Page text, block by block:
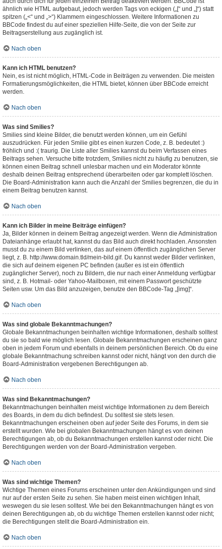
ähnlich wie HTML aufgebaut, jedoch werden Tags von eckigen („[“ und „]“) statt
spitzen („<“ und „>“) Klammern eingeschlossen. Weitere Informationen zu
BBCode findest du auf einer speziellen Hilfe-Seite, die von der Seite zur
Beitragserstellung aus zugänglich ist.
Nach oben
Kann ich HTML benutzen?
Nein, es ist nicht möglich, HTML-Code in Beiträgen zu verwenden. Die meisten
Formatierungsmöglichkeiten, die HTML bietet, können über BBCode erreicht
werden.
Nach oben
Was sind Smilies?
Smilies sind kleine Bilder, die benutzt werden können, um ein Gefühl
auszudrücken. Für jeden Smilie gibt es einen kurzen Code, z. B. bedeutet :)
fröhlich und :( traurig. Die Liste aller Smilies kannst du beim Verfassen eines
Beitrags sehen. Versuche bitte trotzdem, Smilies nicht zu häufig zu benutzen, sie
können einen Beitrag schnell unlesbar machen und ein Moderator könnte
deshalb deinen Beitrag entsprechend überarbeiten oder gar komplett löschen.
Die Board-Administration kann auch die Anzahl der Smilies begrenzen, die du in
einem Beitrag benutzen kannst.
Nach oben
Kann ich Bilder in meine Beiträge einfügen?
Ja, Bilder können in deinem Beitrag angezeigt werden. Wenn die Administration
Dateianhänge erlaubt hat, kannst du das Bild auch direkt hochladen. Ansonsten
musst du zu einem Bild verlinken, das auf einem öffentlich zugänglichen Server
liegt, z. B. http://www.domain.tld/mein-bild.gif. Du kannst weder Bilder verlinken,
die sich auf deinem eigenen PC befinden (außer es ist ein öffentlich
zugänglicher Server), noch zu Bildern, die nur nach einer Anmeldung verfügbar
sind, z. B. Hotmail- oder Yahoo-Mailboxen, mit einem Passwort geschützte
Seiten usw. Um das Bild anzuzeigen, benutze den BBCode-Tag „[img]“.
Nach oben
Was sind globale Bekanntmachungen?
Globale Bekanntmachungen beinhalten wichtige Informationen, deshalb solltest
du sie so bald wie möglich lesen. Globale Bekanntmachungen erscheinen ganz
oben in jedem Forum und ebenfalls in deinem persönlichen Bereich. Ob du eine
globale Bekanntmachung schreiben kannst oder nicht, hängt von den durch die
Board-Administration vergebenen Berechtigungen ab.
Nach oben
Was sind Bekanntmachungen?
Bekanntmachungen beinhalten meist wichtige Informationen zu dem Bereich
des Boards, in dem du dich befindest. Du solltest sie stets lesen.
Bekanntmachungen erscheinen oben auf jeder Seite des Forums, in dem sie
erstellt wurden. Wie bei globalen Bekanntmachungen hängt es von deinen
Berechtigungen ab, ob du Bekanntmachungen erstellen kannst oder nicht. Die
Berechtigungen werden von der Board-Administration vergeben.
Nach oben
Was sind wichtige Themen?
Wichtige Themen eines Forums erscheinen unter den Ankündigungen und sind
nur auf der ersten Seite zu sehen. Sie haben meist einen wichtigen Inhalt,
weswegen du sie lesen solltest. Wie bei den Bekanntmachungen hängt es von
deinen Berechtigungen ab, ob du wichtige Themen erstellen kannst oder nicht;
die Berechtigungen stellt die Board-Administration ein.
Nach oben